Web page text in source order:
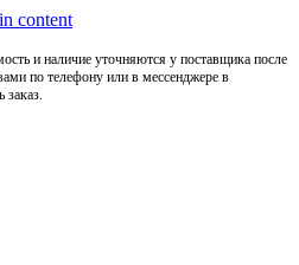
content
и наличие уточняются у поставщика после
по телефону или в мессенджере в
заказ.